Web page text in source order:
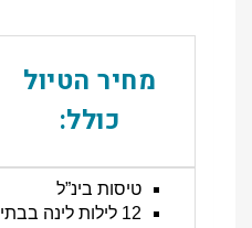
מחיר הטיול
כולל:
טיסות בינ”ל
12 לילות לינה בבתי